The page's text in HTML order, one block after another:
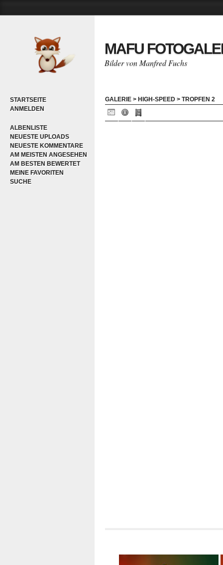
STARTSEITE
ANMELDEN
ALBENLISTE
NEUESTE UPLOADS
NEUESTE KOMMENTARE
AM MEISTEN ANGESEHEN
AM BESTEN BEWERTET
MEINE FAVORITEN
SUCHE
MAFU
Bilder von Manfred Fuchs
GALERIE > HIGH-SPEED > TROPFEN 2